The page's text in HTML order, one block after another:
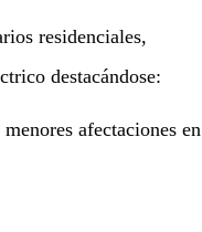
residenciales,
destacándose:
afectaciones en